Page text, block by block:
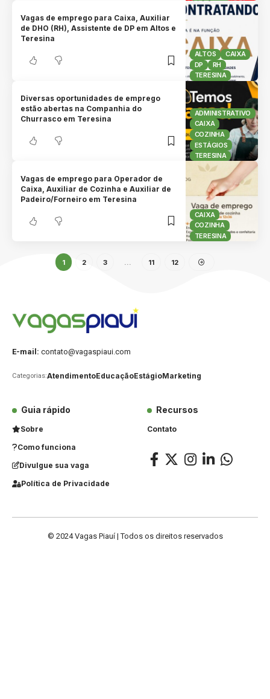
ALTOS
CAIXA
DP
RH
TERESINA
Vagas de emprego para Caixa, Auxiliar
de DHO (RH), Assistente de DP em Altos e
Teresina
ADMINISTRATIVO
CAIXA
COZINHA
ESTÁGIOS
TERESINA
Diversas oportunidades de emprego
estão abertas na Companhia do
Churrasco em Teresina
CAIXA
COZINHA
TERESINA
Vagas de emprego para Operador de
Caixa, Auxiliar de Cozinha e Auxiliar de
Padeiro/Forneiro em Teresina
1 2 3 11 12
E-mail: contato@vagaspiaui.com
Categorias:AtendimentoEducaçãoEstágioMarketing
Guia rápido
Sobre
Como funciona
Divulgue sua vaga
Política de Privacidade
Recursos
Contato
© 2024 Vagas Piauí | Todos os direitos reservados